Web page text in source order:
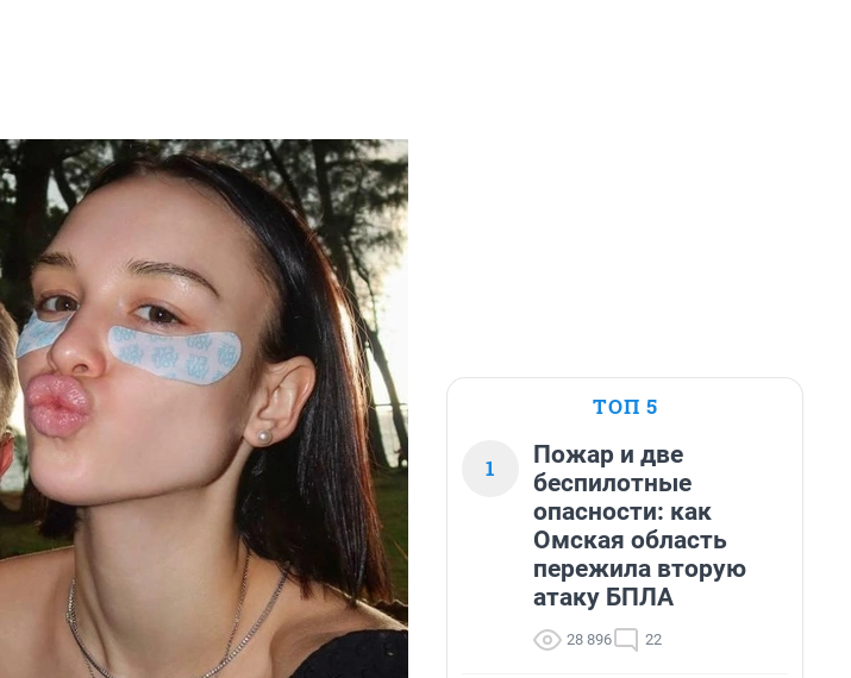
ТОП 5
1
Пожар и две
беспилотные
опасности: как
Омская область
пережила вторую
атаку БПЛА
28 896 22